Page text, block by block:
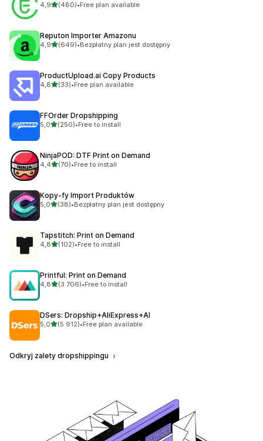
4,9na 5 gwiazdek
(480)
Łączna liczba recenzji: 480
•Free plan available
Reputon Importer Amazonu
4,9na 5 gwiazdek
(649)
Łączna liczba recenzji: 649
•Bezpłatny plan jest dostępny
ProductUpload.ai Copy Products
4,8na 5 gwiazdek
(33)
Łączna liczba recenzji: 33
•Free plan available
FFOrder Dropshipping
5,0na 5 gwiazdek
(250)
Łączna liczba recenzji: 250
•Free to install
NinjaPOD: DTF Print on Demand
4,4na 5 gwiazdek
(70)
Łączna liczba recenzji: 70
•Free to install
Kopy‑fy Import Produktów
5,0na 5 gwiazdek
(38)
Łączna liczba recenzji: 38
•Bezpłatny plan jest dostępny
Tapstitch: Print on Demand
4,8na 5 gwiazdek
(102)
Łączna liczba recenzji: 102
•Free to install
Printful: Print on Demand
4,8na 5 gwiazdek
(3 706)
Łączna liczba recenzji: 3706
•Free to install
DSers: Dropship+AliExpress+AI
5,0na 5 gwiazdek
(5 912)
Łączna liczba recenzji: 5912
•Free plan available
Odkryj zalety dropshippingu